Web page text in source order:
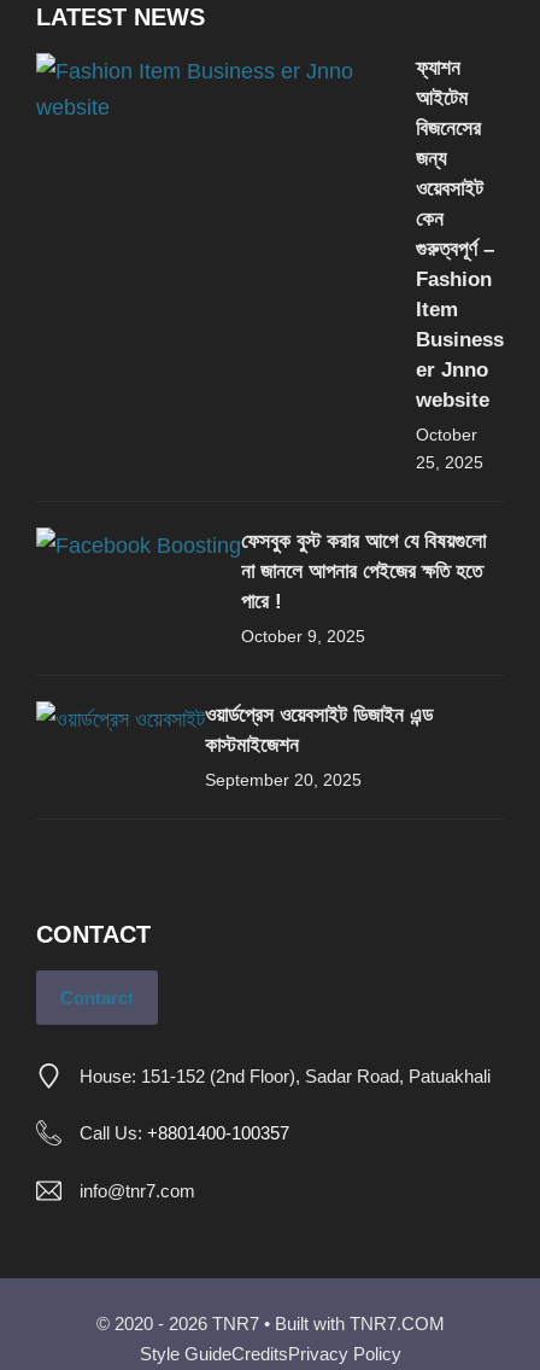
LATEST NEWS
ফ্যাশন
আইটেম
বিজনেসের
জন্য
ওয়েবসাইট
কেন
গুরুত্বপূর্ণ –
Fashion
Item
Business
er Jnno
website
October
25, 2025
ফেসবুক বুস্ট করার আগে যে বিষয়গুলো
না জানলে আপনার পেইজের ক্ষতি হতে
পারে !
October 9, 2025
ওয়ার্ডপ্রেস ওয়েবসাইট ডিজাইন এন্ড
কাস্টমাইজেশন
September 20, 2025
CONTACT
Contarct
House: 151-152 (2nd Floor), Sadar Road, Patuakhali
Call Us: +8801400-100357
info@tnr7.com
© 2020 - 2026 TNR7 • Built with TNR7.COM
Style GuideCreditsPrivacy Policy